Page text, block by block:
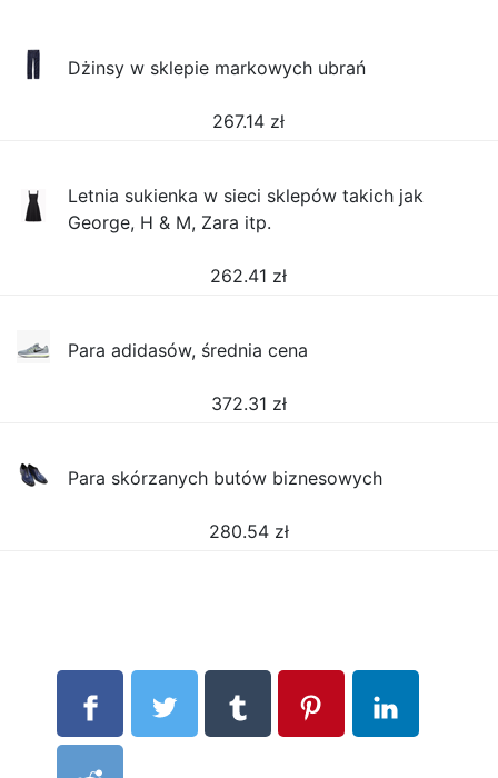
Dżinsy w sklepie markowych ubrań
267.14 zł
Letnia sukienka w sieci sklepów takich jak
George, H & M, Zara itp.
262.41 zł
Para adidasów, średnia cena
372.31 zł
Para skórzanych butów biznesowych
280.54 zł